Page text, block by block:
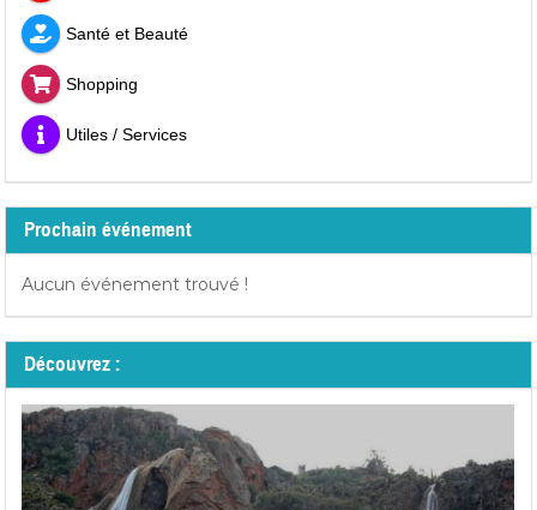
Santé et Beauté
Shopping
Utiles / Services
Prochain événement
Aucun événement trouvé !
Découvrez :